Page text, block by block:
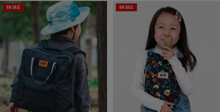
ON SALE ON SALE